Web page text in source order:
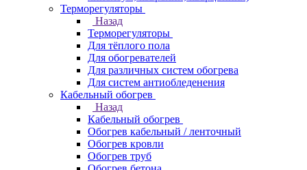
Терморегуляторы
Назад
Терморегуляторы
Для тёплого пола
Для обогревателей
Для различных систем обогрева
Для систем антиобледенения
Кабельный обогрев
Назад
Кабельный обогрев
Обогрев кабельный / ленточный
Обогрев кровли
Обогрев труб